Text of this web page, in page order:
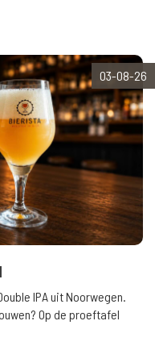
03-08-26
IPA uit Noorwegen.
Op de proeftafel